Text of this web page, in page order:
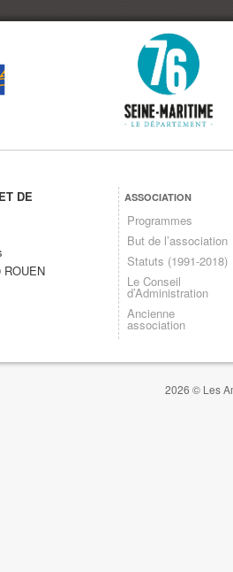
DE
ROUEN
ASSOCIATION
Programmes
But de l’association
Statuts (1991-2018)
Le Conseil
d’Administration
Ancienne
association
2026 © Les